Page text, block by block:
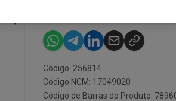
GELATINA
Código: 256814
Código NCM: 17049020
Código de Barras do Produto: